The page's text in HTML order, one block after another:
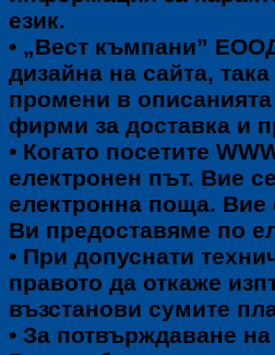
език.
• „Вест къмпани”
дизайна на сайта,
промени в
фирми за доставка и
• Когато посетите
електронен път. Вие
електронна поща. Вие
Ви предоставяме по
• При допуснати
правото да откаже
възстанови сумите
• За потвърждаване